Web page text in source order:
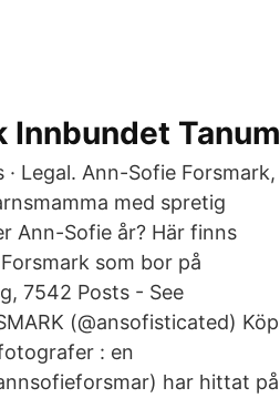
Innbundet Tanum
· Legal. Ann-Sofie Forsmark,
med spretig
Ann-Sofie år? Här finns
som bor på
7542 Posts - See
(@ansofisticated) Köp
: en
har hittat på